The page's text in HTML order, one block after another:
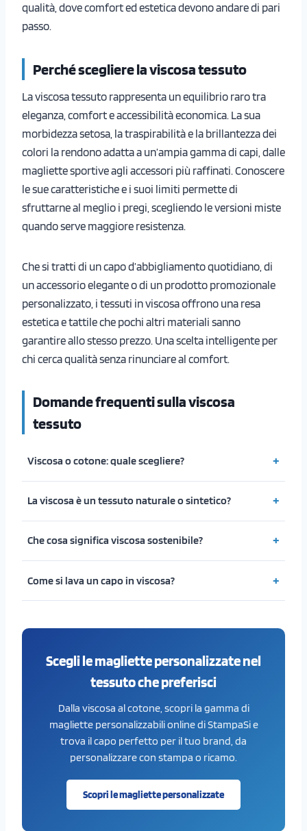
qualità, dove comfort ed estetica devono andare di pari
passo.
Perché scegliere la viscosa tessuto
La viscosa tessuto rappresenta un equilibrio raro tra
eleganza, comfort e accessibilità economica. La sua
morbidezza setosa, la traspirabilità e la brillantezza dei
colori la rendono adatta a un’ampia gamma di capi, dalle
magliette sportive agli accessori più raffinati. Conoscere
le sue caratteristiche e i suoi limiti permette di
sfruttarne al meglio i pregi, scegliendo le versioni miste
quando serve maggiore resistenza.
Che si tratti di un capo d’abbigliamento quotidiano, di
un accessorio elegante o di un prodotto promozionale
personalizzato, i tessuti in viscosa offrono una resa
estetica e tattile che pochi altri materiali sanno
garantire allo stesso prezzo. Una scelta intelligente per
chi cerca qualità senza rinunciare al comfort.
Domande frequenti sulla viscosa
tessuto
Viscosa o cotone: quale scegliere?
La viscosa è un tessuto naturale o sintetico?
Che cosa significa viscosa sostenibile?
Come si lava un capo in viscosa?
Scegli le magliette personalizzate nel
tessuto che preferisci
Dalla viscosa al cotone, scopri la gamma di
magliette personalizzabili online di StampaSi e
trova il capo perfetto per il tuo brand, da
personalizzare con stampa o ricamo.
Scopri le magliette personalizzate